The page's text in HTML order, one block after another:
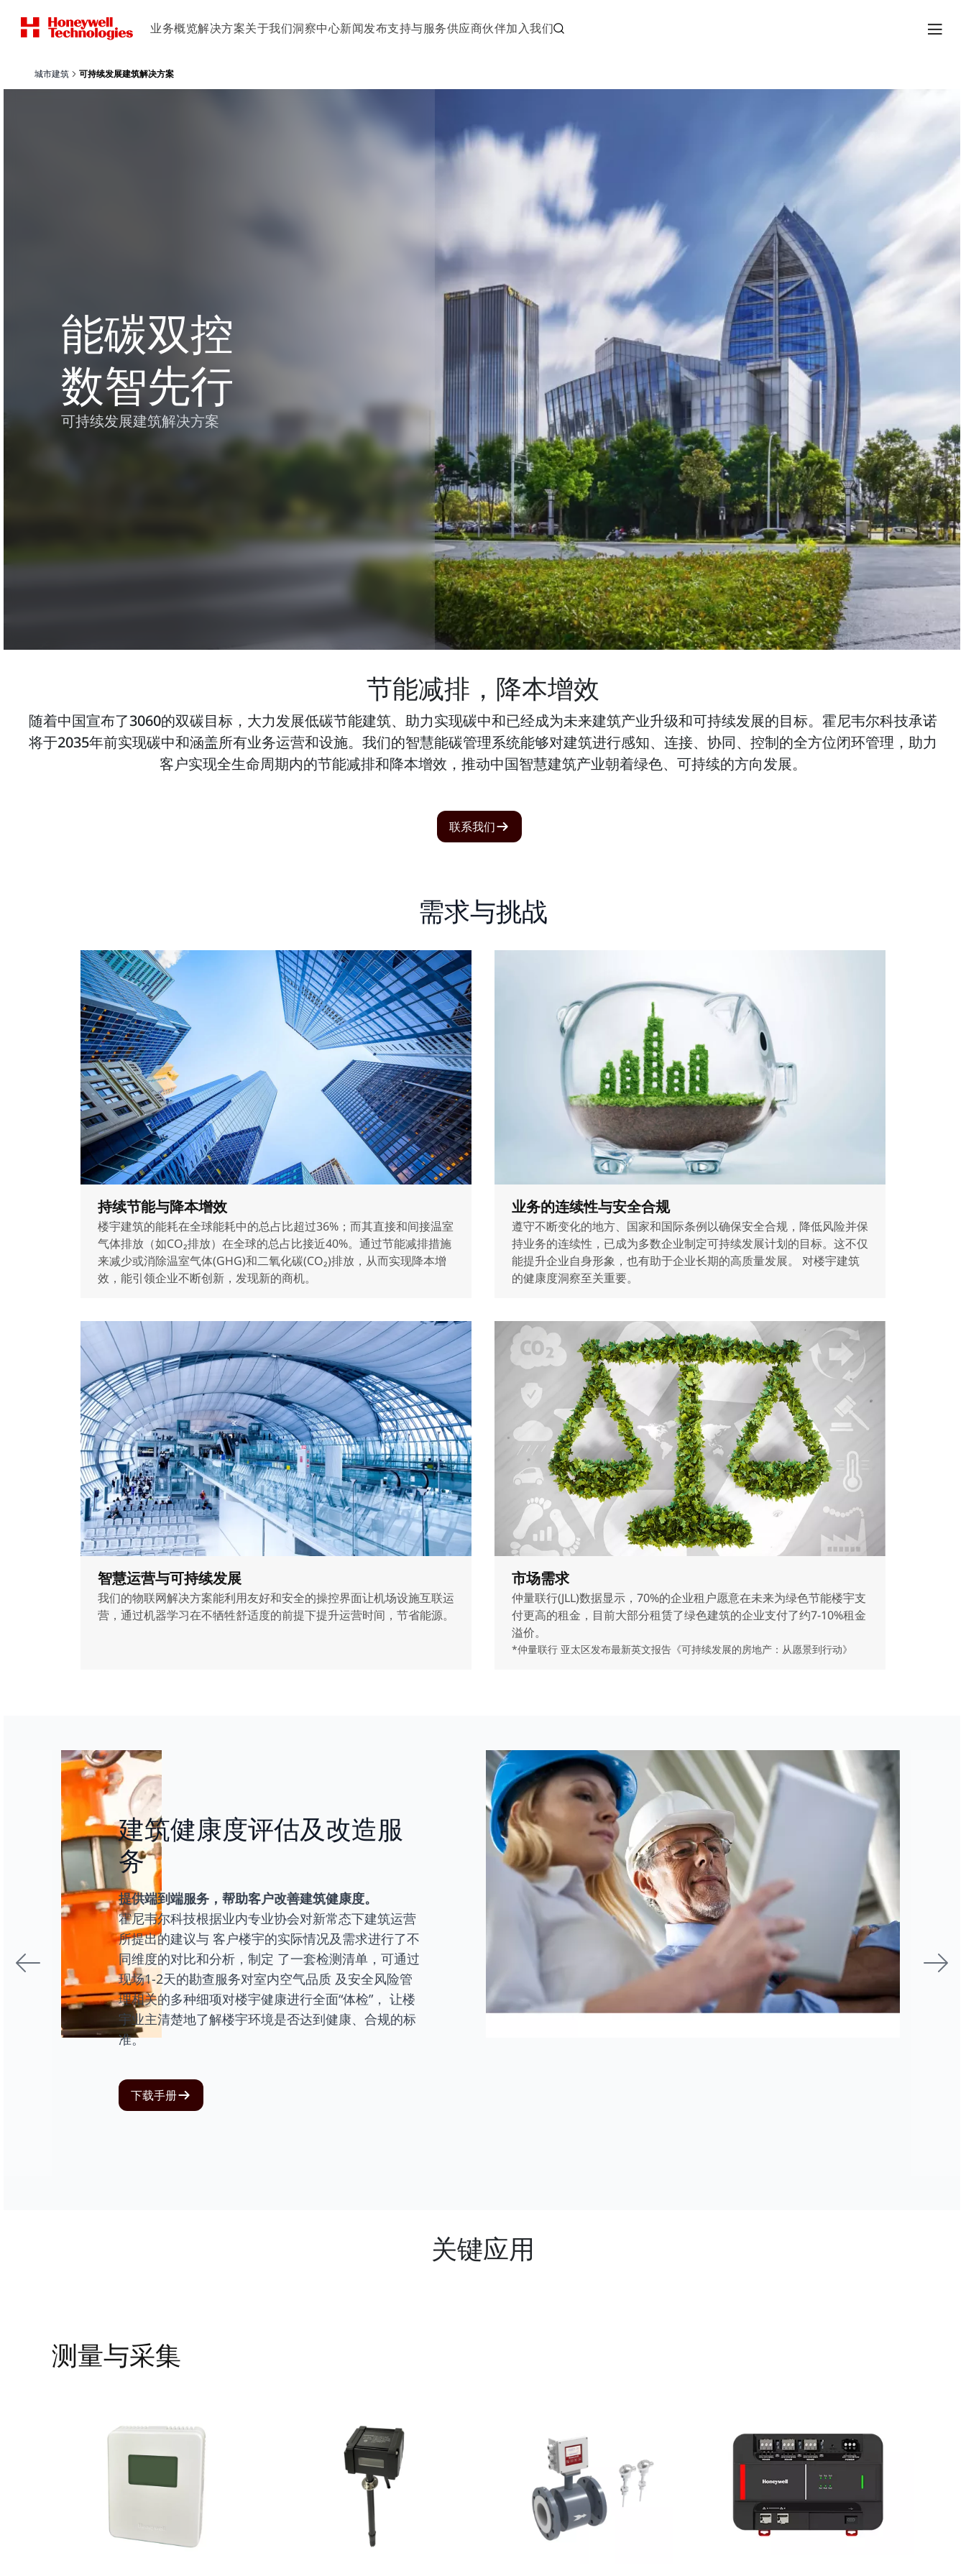
业务概览解决方案关于我们洞察中心新闻发布支持与服务供应商伙伴加入我们
城市建筑 可持续发展建筑解决方案
能碳双控
数智先行
可持续发展建筑解决方案
节能减排，降本增效
随着中国宣布了3060的双碳目标，大力发展低碳节能建筑、助力实现碳中和已经成为未来建筑产业升级和可持续发展的目标。霍尼韦尔科技承诺
将于2035年前实现碳中和涵盖所有业务运营和设施。我们的智慧能碳管理系统能够对建筑进行感知、连接、协同、控制的全方位闭环管理，助力
客户实现全生命周期内的节能减排和降本增效，推动中国智慧建筑产业朝着绿色、可持续的方向发展。
联系我们
需求与挑战
持续节能与降本增效
楼宇建筑的能耗在全球能耗中的总占比超过36%；而其直接和间接温室
气体排放（如CO₂排放）在全球的总占比接近40%。通过节能减排措施
来减少或消除温室气体(GHG)和二氧化碳(CO₂)排放，从而实现降本增
效，能引领企业不断创新，发现新的商机。
业务的连续性与安全合规
遵守不断变化的地方、国家和国际条例以确保安全合规，降低风险并保
持业务的连续性，已成为多数企业制定可持续发展计划的目标。这不仅
能提升企业自身形象，也有助于企业长期的高质量发展。 对楼宇建筑
的健康度洞察至关重要。
智慧运营与可持续发展
我们的物联网解决方案能利用友好和安全的操控界面让机场设施互联运
营，通过机器学习在不牺牲舒适度的前提下提升运营时间，节省能源。
市场需求
仲量联行(JLL)数据显示，70%的企业租户愿意在未来为绿色节能楼宇支
付更高的租金，目前大部分租赁了绿色建筑的企业支付了约7-10%租金
溢价。
*仲量联行 亚太区发布最新英文报告《可持续发展的房地产：从愿景到行动》
建筑健康度评估及改造服
务
提供端到端服务，帮助客户改善建筑健康度。
霍尼韦尔科技根据业内专业协会对新常态下建筑运营
所提出的建议与 客户楼宇的实际情况及需求进行了不
同维度的对比和分析，制定 了一套检测清单，可通过
现场1-2天的勘查服务对室内空气品质 及安全风险管
理相关的多种细项对楼宇健康进行全面“体检”， 让楼
宇业主清楚地了解楼宇环境是否达到健康、合规的标
准。
下载手册
关键应用
测量与采集